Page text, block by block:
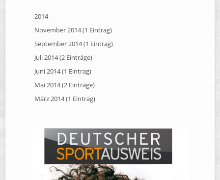
2014
November 2014 (1 Eintrag)
September 2014 (1 Eintrag)
Juli 2014 (2 Einträge)
Juni 2014 (1 Eintrag)
Mai 2014 (2 Einträge)
März 2014 (1 Eintrag)